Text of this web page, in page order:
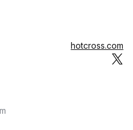
hotcross.com